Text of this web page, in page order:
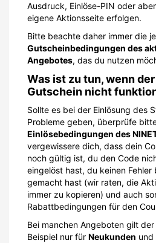
Ausdruck, Einlöse-PIN oder
eigene Aktionsseite erfolgen.
Bitte beachte daher immer die
Gutscheinbedingungen des
Angebotes, das du nutzen
Was ist zu tun, wenn
Gutschein nicht
Sollte es bei der Einlösung des
Probleme geben, überprüfe
Einlösebedingungen des
vergewissere dich, dass dein
noch gültig ist, du den Code
eingelöst hast, du keinen Fehler
gemacht hast (wir raten, die
immer zu kopieren) und auch
Rabattbedingungen für den
Bei manchen Angeboten gilt
Beispiel nur für Neukunden und